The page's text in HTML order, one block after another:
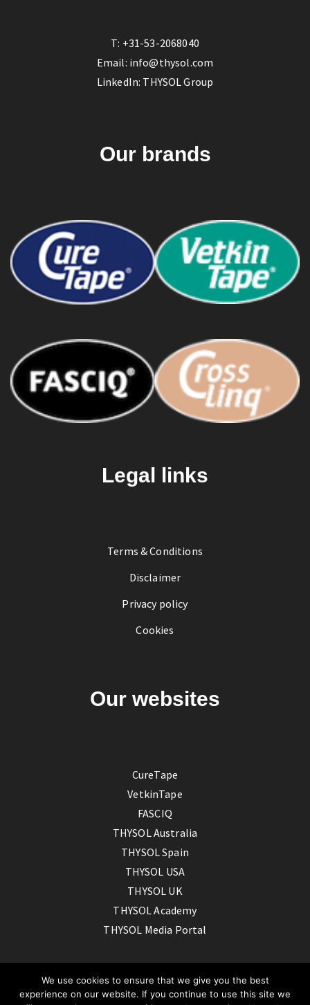
T: +31-53-2068040
Email: info@thysol.com
LinkedIn: THYSOL Group
Our brands
Legal links
Terms & Conditions
Disclaimer
Privacy policy
Cookies
Our websites
CureTape
VetkinTape
FASCIQ
THYSOL Australia
THYSOL Spain
THYSOL USA
THYSOL UK
THYSOL Academy
THYSOL Media Portal
We use cookies to ensure that we give you the best
experience on our website. If you continue to use this site we